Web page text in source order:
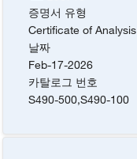
증명서 유형
Certificate of Analysis
날짜
Feb-17-2026
카탈로그 번호
S490-500,S490-100